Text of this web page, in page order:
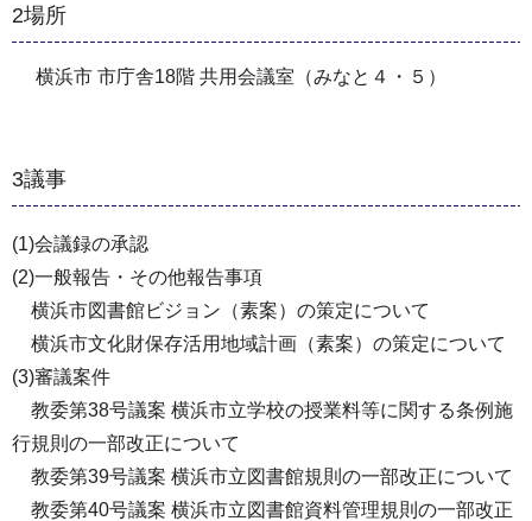
2場所
横浜市 市庁舎18階 共用会議室（みなと４・５）
3議事
(1)会議録の承認
(2)一般報告・その他報告事項
横浜市図書館ビジョン（素案）の策定について
横浜市文化財保存活用地域計画（素案）の策定について
(3)審議案件
教委第38号議案 横浜市立学校の授業料等に関する条例施
行規則の一部改正について
教委第39号議案 横浜市立図書館規則の一部改正について
教委第40号議案 横浜市立図書館資料管理規則の一部改正